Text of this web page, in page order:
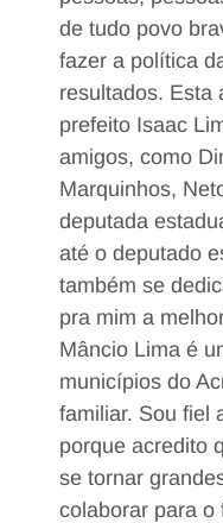
de tudo povo
fazer a política
resultados. Esta
prefeito Isaac
amigos, como
Marquinhos,
deputada
até o deputado
também se
pra mim a
Mâncio Lima é
municípios do
familiar. Sou fiel
porque acredito
se tornar
colaborar para o